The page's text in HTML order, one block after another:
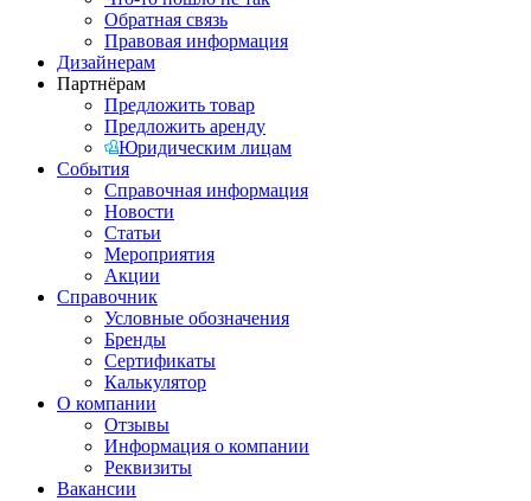
Обратная связь
Правовая информация
Дизайнерам
Партнёрам
Предложить товар
Предложить аренду
Юридическим лицам
События
Справочная информация
Новости
Статьи
Мероприятия
Акции
Справочник
Условные обозначения
Бренды
Сертификаты
Калькулятор
О компании
Отзывы
Информация о компании
Реквизиты
Вакансии